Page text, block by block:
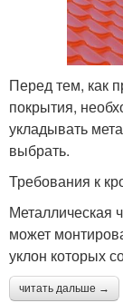
Перед тем, как
покрытия,
укладывать
выбрать.
Требования к
Металлическая
может
уклон которых
читать дальше →